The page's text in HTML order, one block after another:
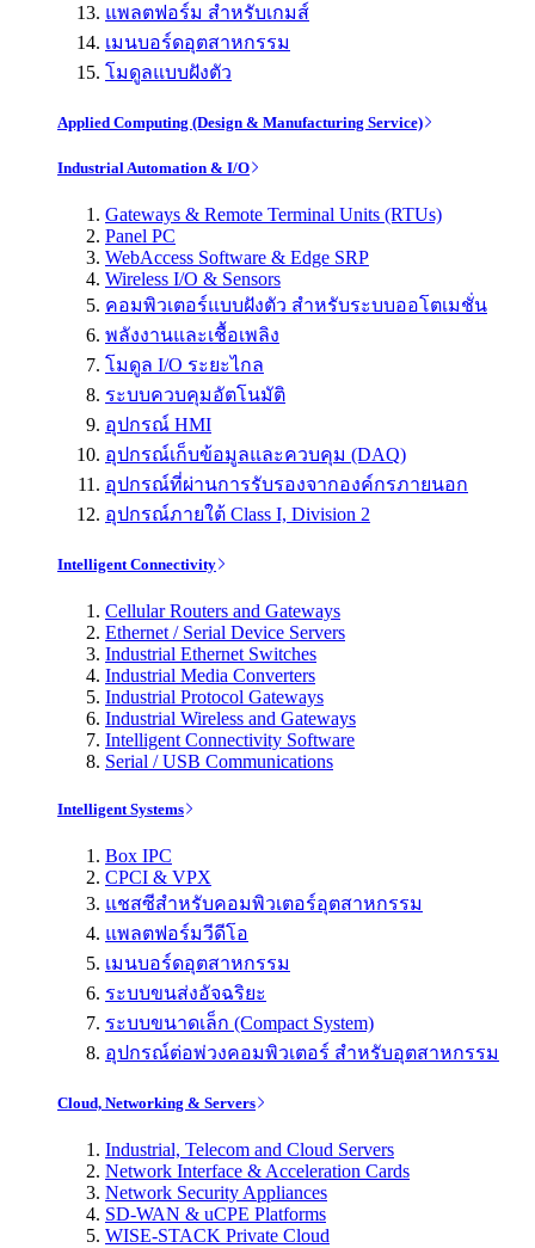
แพลตฟอร์ม สำหรับเกมส์
เมนบอร์ดอุตสาหกรรม
โมดูลแบบฝังตัว
Applied Computing (Design & Manufacturing Service)
Industrial Automation & I/O
Gateways & Remote Terminal Units (RTUs)
Panel PC
WebAccess Software & Edge SRP
Wireless I/O & Sensors
คอมพิวเตอร์แบบฝังตัว สำหรับระบบออโตเมชั่น
พลังงานและเชื้อเพลิง
โมดูล I/O ระยะไกล
ระบบควบคุมอัตโนมัติ
อุปกรณ์ HMI
อุปกรณ์เก็บข้อมูลและควบคุม (DAQ)
อุปกรณ์ที่ผ่านการรับรองจากองค์กรภายนอก
อุปกรณ์ภายใต้ Class I, Division 2
Intelligent Connectivity
Cellular Routers and Gateways
Ethernet / Serial Device Servers
Industrial Ethernet Switches
Industrial Media Converters
Industrial Protocol Gateways
Industrial Wireless and Gateways
Intelligent Connectivity Software
Serial / USB Communications
Intelligent Systems
Box IPC
CPCI & VPX
แชสซีสำหรับคอมพิวเตอร์อุตสาหกรรม
แพลตฟอร์มวีดีโอ
เมนบอร์ดอุตสาหกรรม
ระบบขนส่งอัจฉริยะ
ระบบขนาดเล็ก (Compact System)
อุปกรณ์ต่อพ่วงคอมพิวเตอร์ สำหรับอุตสาหกรรม
Cloud, Networking & Servers
Industrial, Telecom and Cloud Servers
Network Interface & Acceleration Cards
Network Security Appliances
SD-WAN & uCPE Platforms
WISE-STACK Private Cloud